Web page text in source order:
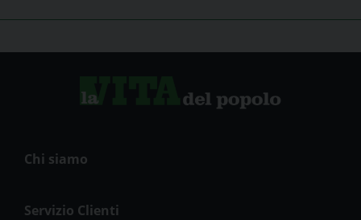
Chi siamo
Servizio Clienti